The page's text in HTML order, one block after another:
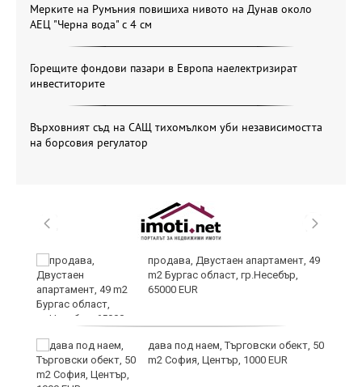
Мерките на Румъния повишиха нивото на Дунав около
АЕЦ "Черна вода" с 4 см
Горещите фондови пазари в Европа наелектризират
инвеститорите
Върховният съд на САЩ тихомълком уби независимостта
на борсовия регулатор
продава, Двустаен апартамент, 49
m2 Бургас област, гр.Несебър,
65000 EUR
дава под наем, Търговски обект, 50
m2 София, Център, 1000 EUR